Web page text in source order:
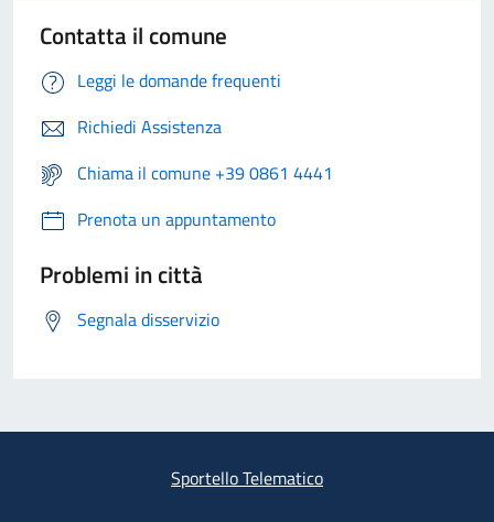
Contatta il comune
Leggi le domande frequenti
Richiedi Assistenza
Chiama il comune +39 0861 4441
Prenota un appuntamento
Problemi in città
Segnala disservizio
Sportello Telematico